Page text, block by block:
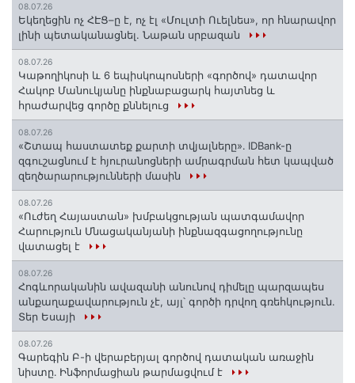
08.07.26
Եկեղեցին ոչ ՀԷՑ–ը է, ոչ էլ «Մուլտի Ուելնես», որ հնարավոր
լինի պետականացնել. Նաթան սրբազան
08.07.26
️Կաթողիկոսի և 6 եպիսկոպոսների «գործով» դատավոր
Հակոբ Մանուկյանը ինքնաբացարկ հայտնեց և
հրաժարվեց գործը քննելուց
08.07.26
«Շտապ հաստատեք քարտի տվյալները»․ IDBank-ը
զգուշացնում է հյուրանոցների ամրագրման հետ կապված
զեղծարարությունների մասին
08.07.26
«Ուժեղ Հայաստան» խմբակցության պատգամավոր
Հարություն Մնացականյանի ինքնազգացողությունը
վատացել է
08.07.26
Հոգևորականին ավազանի անունով դիմելը պարզապես
անքաղաքավարություն չէ, այլ՝ գործի դրվող գռեհկություն.
Տեր Եսայի
08.07.26
Գարեգին Բ-ի վերաբերյալ գործով դատական առաջին
նիստը․ Ինֆորմացիան թարմացվում է